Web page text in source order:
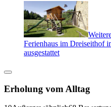
Ferienhaus im Dreiseithof
ausgestattet
Erholung vom Alltag